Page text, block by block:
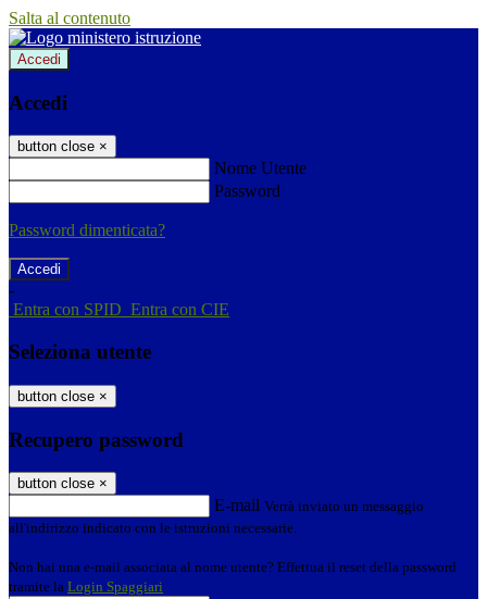
Salta al contenuto
Accedi
Accedi
button close ×
Nome Utente
Password
Password dimenticata?
-
Entra con SPID Entra con CIE
Seleziona utente
button close ×
Recupero password
button close ×
E-mail Verrà inviato un messaggio
all'indirizzo indicato con le istruzioni necessarie.
Non hai una e-mail associata al nome utente? Effettua il reset della password
tramite la Login Spaggiari